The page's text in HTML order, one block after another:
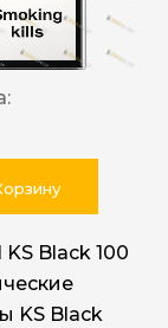
KS Black 100
KS Black